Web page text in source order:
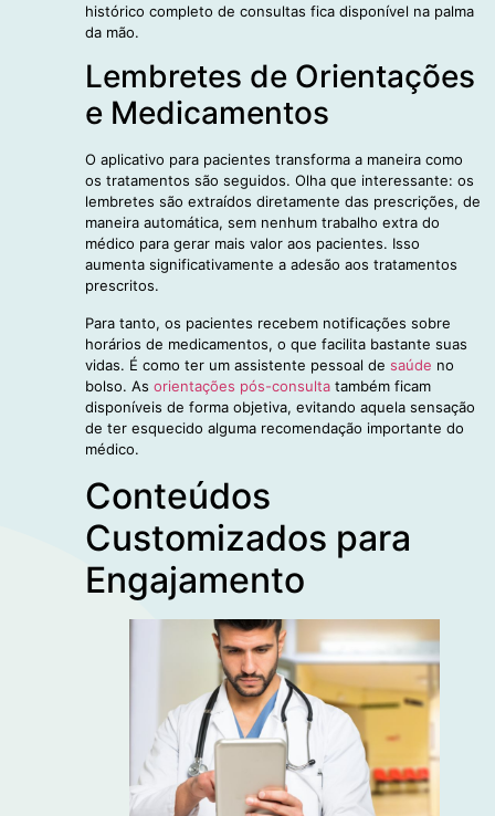
histórico completo de consultas fica disponível na palma
da mão.
Lembretes de Orientações
e Medicamentos
O aplicativo para pacientes transforma a maneira como
os tratamentos são seguidos. Olha que interessante: os
lembretes são extraídos diretamente das prescrições, de
maneira automática, sem nenhum trabalho extra do
médico para gerar mais valor aos pacientes. Isso
aumenta significativamente a adesão aos tratamentos
prescritos.
Para tanto, os pacientes recebem notificações sobre
horários de medicamentos, o que facilita bastante suas
vidas. É como ter um assistente pessoal desaúde no
bolso. Asorientações pós-consulta também ficam
disponíveis de forma objetiva, evitando aquela sensação
de ter esquecido alguma recomendação importante do
médico.
Conteúdos
Customizados para
Engajamento